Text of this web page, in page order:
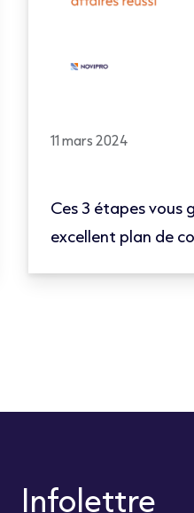
11 mars 2024
Ces 3 étapes vous
excellent plan de
Infolettre